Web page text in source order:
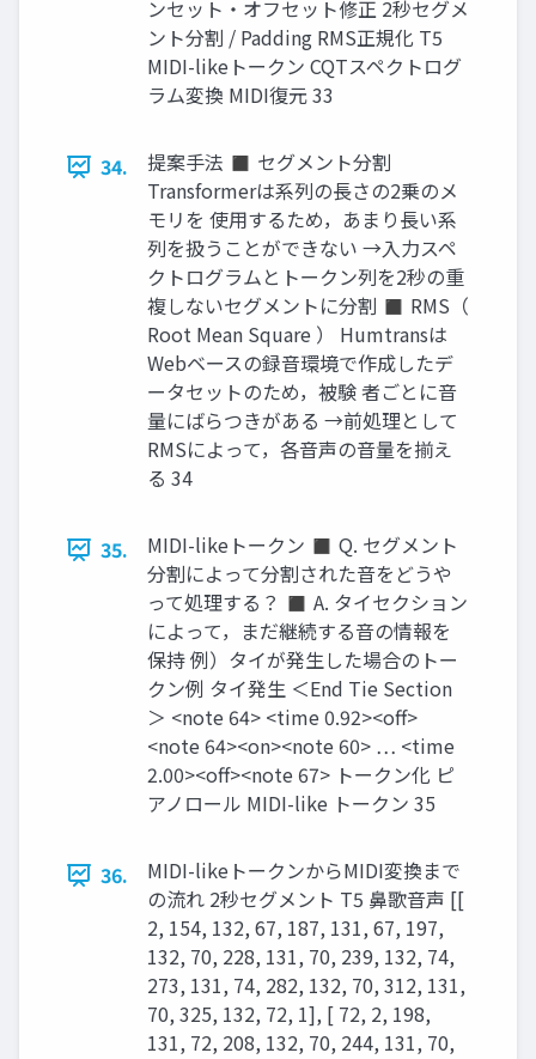
ンセット・オフセット修正 2秒セグメ
ント分割 / Padding RMS正規化 T5
MIDI-likeトークン CQTスペクトログ
ラム変換 MIDI復元 33
34.
提案手法 ◼ セグメント分割
Transformerは系列の長さの2乗のメ
モリを 使用するため，あまり長い系
列を扱うことができない →入力スペ
クトログラムとトークン列を2秒の重
複しないセグメントに分割 ◼ RMS（
Root Mean Square ） Humtransは
Webベースの録音環境で作成したデ
ータセットのため，被験 者ごとに音
量にばらつきがある →前処理として
RMSによって，各音声の音量を揃え
る 34
35.
MIDI-likeトークン ◼ Q. セグメント
分割によって分割された音をどうや
って処理する？ ◼ A. タイセクション
によって，まだ継続する音の情報を
保持 例）タイが発生した場合のトー
クン例 タイ発生 ＜End Tie Section
＞ <note 64> <time 0.92><off>
<note 64><on><note 60> … <time
2.00><off><note 67> トークン化 ピ
アノロール MIDI-like トークン 35
36.
MIDI-likeトークンからMIDI変換まで
の流れ 2秒セグメント T5 鼻歌音声 [[
2, 154, 132, 67, 187, 131, 67, 197,
132, 70, 228, 131, 70, 239, 132, 74,
273, 131, 74, 282, 132, 70, 312, 131,
70, 325, 132, 72, 1], [ 72, 2, 198,
131, 72, 208, 132, 70, 244, 131, 70,